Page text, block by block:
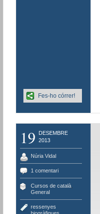
Fes-ho córrer!
19
DESEMBRE
2013
Núria Vidal
1 comentari
Cursos de català,
General
ressenyes